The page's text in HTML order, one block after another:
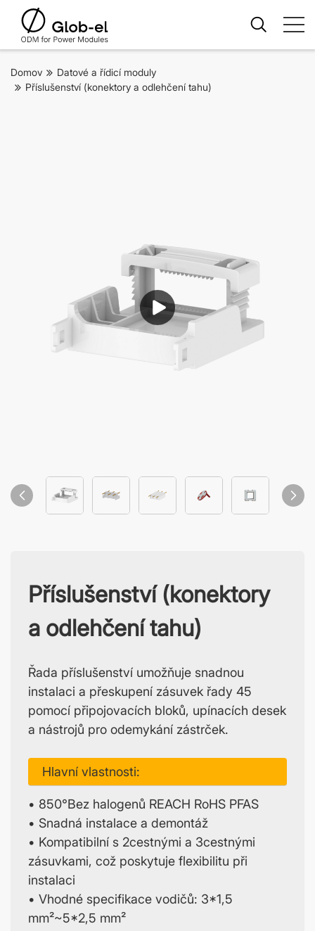
Domov
Datové a řídicí moduly
Příslušenství (konektory a odlehčení tahu)
Příslušenství (konektory
a odlehčení tahu)
Řada příslušenství umožňuje snadnou
instalaci a přeskupení zásuvek řady 45
pomocí připojovacích bloků, upínacích desek
a nástrojů pro odemykání zástrček.
Hlavní vlastnosti:
• 850°Bez halogenů REACH RoHS PFAS
• Snadná instalace a demontáž
• Kompatibilní s 2cestnými a 3cestnými
zásuvkami, což poskytuje flexibilitu při
instalaci
• Vhodné specifikace vodičů: 3*1,5
mm²~5*2,5 mm²